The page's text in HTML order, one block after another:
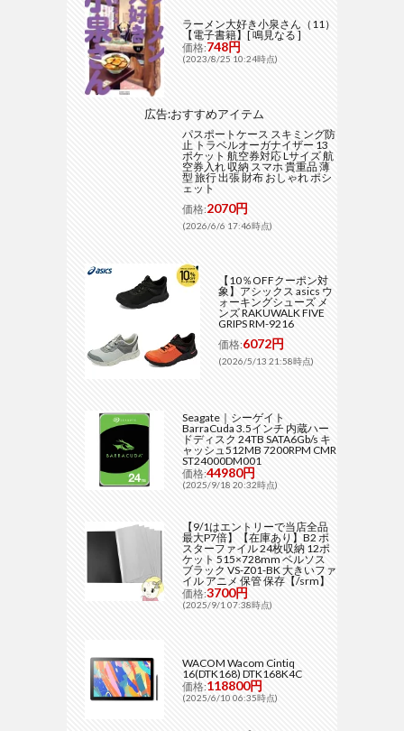
ラーメン大好き小泉さん（11）
【電子書籍】[ 鳴見なる ]
価格:748円
(2023/8/25 10:24時点)
広告:おすすめアイテム
パスポートケース スキミング防
止 トラベルオーガナイザー 13
ポケット 航空券対応 Lサイズ 航
空券入れ 収納 スマホ 貴重品 薄
型 旅行 出張 財布 おしゃれ ポシ
ェット
価格:2070円
(2026/6/6 17:46時点)
【10％OFFクーポン対
象】アシックス asics ウ
ォーキングシューズ メ
ンズ RAKUWALK FIVE
GRIPS RM-9216
価格:6072円
(2026/5/13 21:58時点)
Seagate｜シーゲイト
BarraCuda 3.5インチ 内蔵ハー
ドディスク 24TB SATA6Gb/s キ
ャッシュ512MB 7200RPM CMR
ST24000DM001
価格:44980円
(2025/9/18 20:32時点)
【9/1はエントリーで当店全品
最大P7倍】【在庫あり】B2 ポ
スターファイル 24枚収納 12ポ
ケット 515×728mm ベルソス
ブラック VS-Z01-BK 大きいファ
イル アニメ 保管 保存【/srm】
価格:3700円
(2025/9/1 07:38時点)
WACOM Wacom Cintiq
16(DTK168) DTK168K4C
価格:118800円
(2025/6/10 06:35時点)